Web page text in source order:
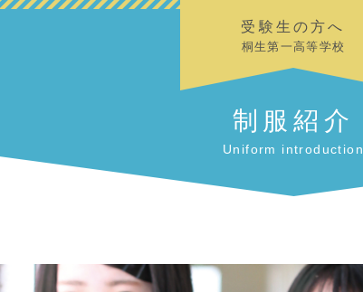
受験生の方へ
桐生第一高等学校
制服紹介
Uniform introduction